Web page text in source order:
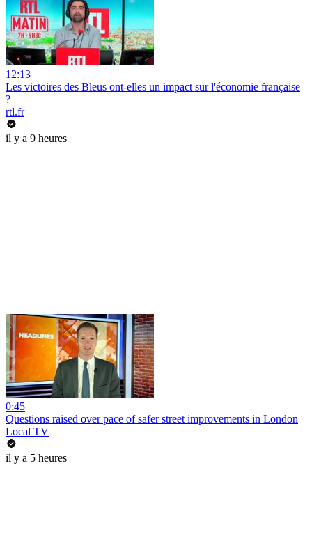
12:13
Les victoires des Bleus ont-elles un impact sur l'économie française
?
rtl.fr
il y a 9 heures
0:45
Questions raised over pace of safer street improvements in London
Local TV
il y a 5 heures